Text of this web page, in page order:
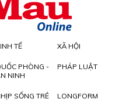
TẾ XÃ HỘI
PHÒNG -
NINH
PHÁP LUẬT
SỐNG TRẺ LONGFORM